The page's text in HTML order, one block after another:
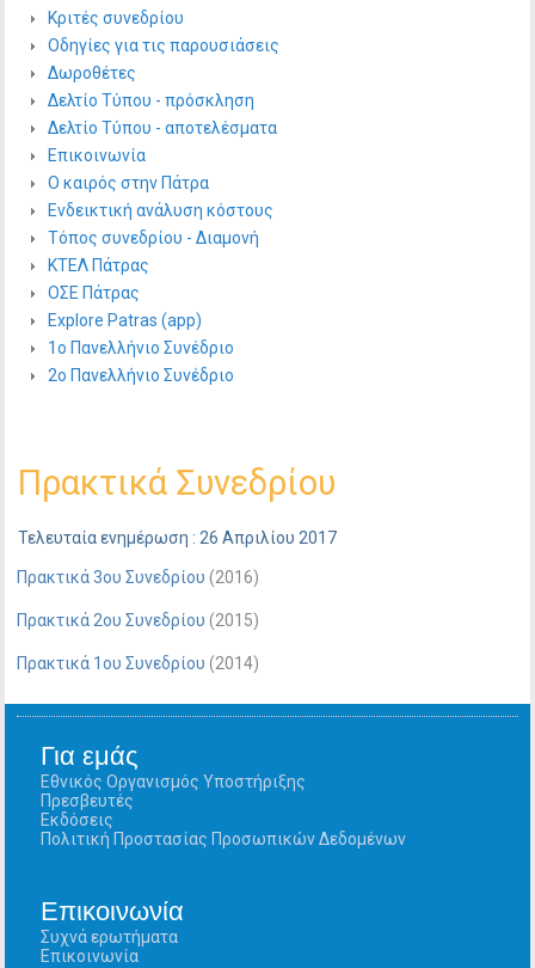
Κριτές συνεδρίου
Οδηγίες για τις παρουσιάσεις
Δωροθέτες
Δελτίο Τύπου - πρόσκληση
Δελτίο Τύπου - αποτελέσματα
Επικοινωνία
Ο καιρός στην Πάτρα
Ενδεικτική ανάλυση κόστους
Τόπος συνεδρίου - Διαμονή
ΚΤΕΛ Πάτρας
ΟΣΕ Πάτρας
Explore Patras (app)
1ο Πανελλήνιο Συνέδριο
2ο Πανελλήνιο Συνέδριο
Πρακτικά Συνεδρίου
Τελευταία ενημέρωση : 26 Απριλίου 2017
Πρακτικά 3ου Συνεδρίου (2016)
Πρακτικά 2ου Συνεδρίου (2015)
Πρακτικά 1ου Συνεδρίου (2014)
Για εμάς
Εθνικός Οργανισμός Υποστήριξης
Πρεσβευτές
Εκδόσεις
Πολιτική Προστασίας Προσωπικών Δεδομένων
Επικοινωνία
Συχνά ερωτήματα
Επικοινωνία